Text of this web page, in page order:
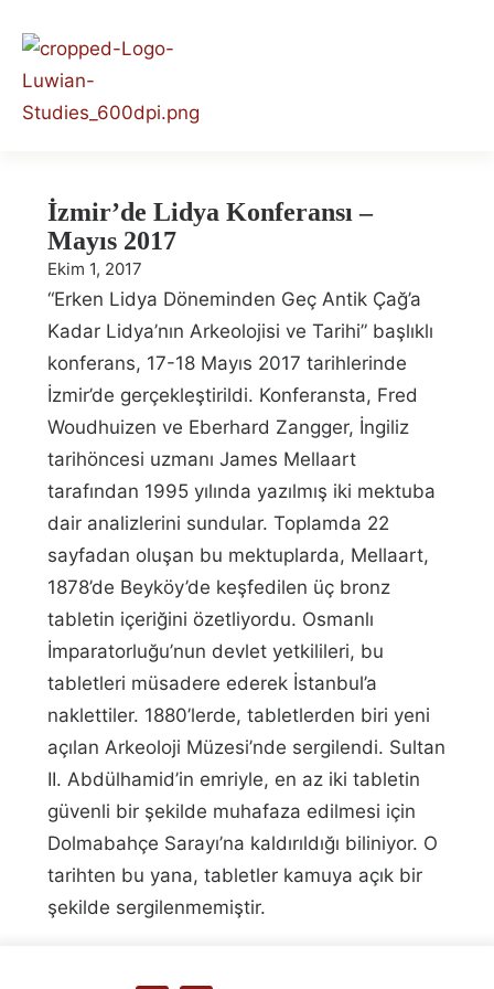
İzmir’de Lidya Konferansı –
Mayıs 2017
Ekim 1, 2017
“Erken Lidya Döneminden Geç Antik Çağ’a
Kadar Lidya’nın Arkeolojisi ve Tarihi” başlıklı
konferans, 17-18 Mayıs 2017 tarihlerinde
İzmir’de gerçekleştirildi. Konferansta, Fred
Woudhuizen ve Eberhard Zangger, İngiliz
tarihöncesi uzmanı James Mellaart
tarafından 1995 yılında yazılmış iki mektuba
dair analizlerini sundular. Toplamda 22
sayfadan oluşan bu mektuplarda, Mellaart,
1878’de Beyköy’de keşfedilen üç bronz
tabletin içeriğini özetliyordu. Osmanlı
İmparatorluğu’nun devlet yetkilileri, bu
tabletleri müsadere ederek İstanbul’a
naklettiler. 1880’lerde, tabletlerden biri yeni
açılan Arkeoloji Müzesi’nde sergilendi. Sultan
II. Abdülhamid’in emriyle, en az iki tabletin
güvenli bir şekilde muhafaza edilmesi için
Dolmabahçe Sarayı’na kaldırıldığı biliniyor. O
tarihten bu yana, tabletler kamuya açık bir
şekilde sergilenmemiştir.